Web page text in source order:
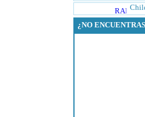
¿NO